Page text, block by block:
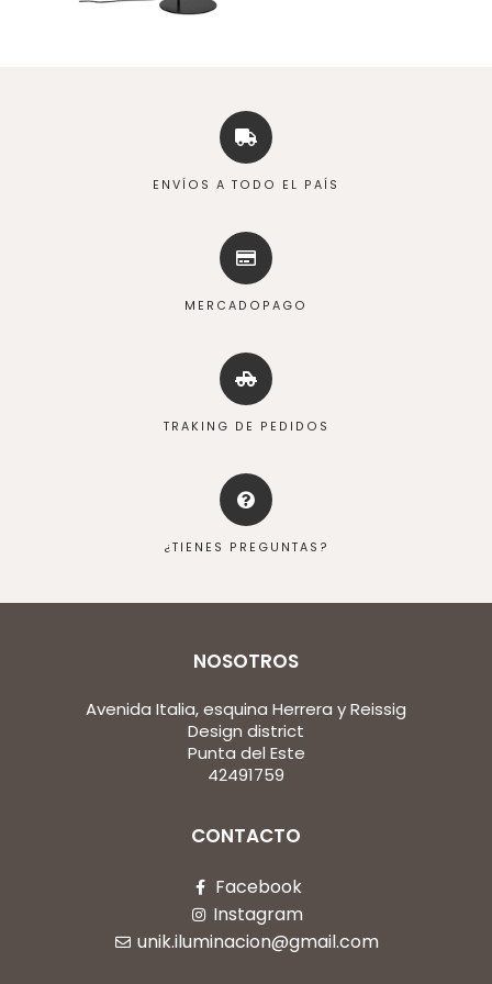
ENVÍOS A TODO EL PAÍS
MERCADOPAGO
TRAKING DE PEDIDOS
¿TIENES PREGUNTAS?
NOSOTROS
Avenida Italia, esquina Herrera y Reissig
Design district
Punta del Este
42491759
CONTACTO
Facebook
Instagram
unik.iluminacion@gmail.com